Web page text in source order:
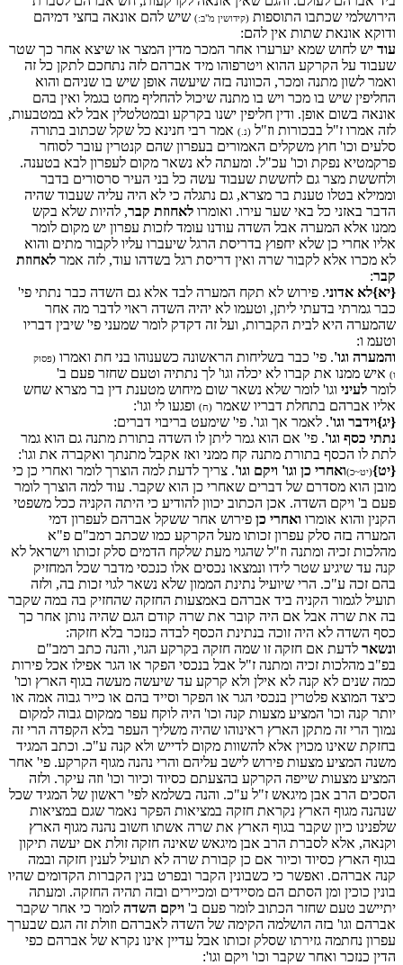
הירושלמי שכתבו התוספות (קידושין מ"ב:) שיש להם אונאה בחצי דמיהם
ודוקא אונאת שתות אין להם:
עוד יש לחוש שמא יערערו אחר המכר מדין המצר או שיצא אחר כך שטר
שעבוד על הקרקע ההוא ויטרפוהו מיד אברהם לזה נתחכם לתקן כל זה
ואמר לשון מתנה ומכר, הכוונה בזה שיעשה אופן שיש בו שניהם והוא
החליפין שיש בו מכר ויש בו מתנה שיכול להחליף מחט בגמל ואין בהם
אונאה בשום אופן. ודין חליפין ישנו בקרקע ובמטלטלין אבל לא במטבעות,
לזה אמרו ז"ל בבכורות וז"ל (נ.) אמר רבי חנינא כל שקל שכתוב בתורה
סלעים וכו' חוץ משקלים האמורים בעפרון שהם קנטרין עובר לסוחר
פרקמטיא נפקת וכו' עכ"ל. ומעתה לא נשאר מקום לעפרון לבא בטענה.
ולחששת מצר גם לחששת שעבוד עשה כל בני העיר סרסורים בדבר
וממילא בטלו טענת בר מצרא, גם נתגלה כי לא היה עליה שעבוד שהיה
הדבר באזני כל באי שער עירו. ואומרו לאחוזת קבר, להיות שלא בקש
ממנו אלא המערה אבל השדה עודנו עומד לזכות עפרון יש מקום לומר
אליו אחרי כן שלא יחפוץ בדריסת הרגל שיעברו עליו לקבור מתים והוא
לא מכרו אלא לקבור שרה ואין דריסת רגל בשדהו עוד, לזה אמר לאחוזת
קבר:
{יא}לא אדוני. פירוש לא תקח המערה לבד אלא גם השדה כבר נתתי פי'
כבר גמרתי בדעתי ליתן, וטעמו לא יהיה השדה ראוי לדבר מה אחר
שהמערה היא לבית הקברות, ועל זה דקדק לומר שמעני פי' שיבין דבריו
וטעמ ו:
והמערה וגו'. פי' כבר בשליחות הראשונה כשענוהו בני חת ואמרו (פסוק
ו) איש ממנו את קברו לא יכלה וגו' לך נתתיה וטעם שחזר פעם ב'
לומר לעיני וגו' לומר שלא נשאר שום מיחוש מטענת דין בר מצרא שחש
אליו אברהם בתחלת דבריו שאמר (ח) ופגעו לי וגו':
{יג}וידבר וגו'. לאמר אך וגו'. פי' שימעט בריבוי דברים:
נתתי כסף וגו'. פי' אם הוא גמר ליתן לו השדה בתורת מתנה גם הוא גמר
לתת לו הכסף בתורת מתנה קח ממני ואז אקבל מתנתך ואקברה את וגו':
{יט}(יט~כ)ואחרי כן וגו' ויקם וגו'. צריך לדעת למה הוצרך לומר ואחרי כן כי
מובן הוא מסדרם של דברים שאחרי כן הוא שקבר. עוד למה הוצרך לומר
פעם ב' ויקם השדה. אכן הכתוב יכוון להודיע כי היתה הקניה ככל משפטי
הקנין והוא אומרו ואחרי כן פירוש אחר ששקל אברהם לעפרון דמי
המערה בזה סלק עפרון זכותו מעל הקרקע כמו שכתב רמב"ם פ"א
מהלכות זכיה ומתנה וז"ל שהגוי מעת שלקח הדמים סלק זכותו וישראל לא
קנה עד שיגיע שטר לידו ונמצאו נכסים אלו כנכסי מדבר שכל המחזיק
בהם זכה ע"כ. הרי שיועיל נתינת הממון שלא נשאר לגוי זכות בה, ולזה
תועיל לגמור הקניה ביד אברהם באמצעות החזקה שהחזיק בה במה שקבר
בה את שרה אבל אם היה קובר את שרה קודם הגם שהיה נותן אחר כך
כסף השדה לא היה זוכה בנתינת הכסף לבדה כנזכר בלא חזקה:
ונשאר לדעת אם חזקה זו שמה חזקה בקרקע הגוי, והנה כתב רמב"ם
בפ"ב מהלכות זכיה ומתנה ז"ל אבל בנכסי הפקר או הגר אפילו אכל פירות
כמה שנים לא קנה לא אילן ולא קרקע עד שיעשה מעשה בגוף הארץ וכו'
כיצד המוצא פלטרין בנכסי הגר או הפקר וסייד בהם או כייר גבוה אמה או
יותר קנה וכו' המציע מצעות קנה וכו' היה לוקח עפר ממקום גבוה למקום
נמוך הרי זה מתקן הארץ ראינוהו שהיה משליך העפר בלא הקפדה הרי זה
בחזקת שאינו מכוין אלא להשוות מקום לדייש ולא קנה ע"כ. וכתב המגיד
משנה המציע מצעות פירוש לישב עליהם והרי נהנה מגוף הקרקע. פי' אחר
המציע מצעות שייפה הקרקע בהצעתם כסיוד וכיור וכו' וזה עיקר. ולזה
הסכים הרב אבן מיגאש ז"ל ע"כ. והנה בשלמא לפי' ראשון של המגיד שכל
שנהנה מגוף הארץ נקראת חזקה במציאות הפקר נאמר שגם במציאות
שלפנינו כיון שקבר בגוף הארץ את שרה אשתו חשוב נהנה מגוף הארץ
וקנאה, אלא לסברת הרב אבן מיגאש שאינה חזקה זולת אם יעשה תיקון
בגוף הארץ כסיוד וכיור אם כן קבורת שרה לא תועיל לענין חזקה ובמה
קנה אברהם. ואפשר כי כשבונין הקבר ובפרט בנין הקברות הקדומים שהיו
בונין כוכין ומן הסתם הם מסיידים ומכיירים ובזה תהיה החזקה. ומעתה
יתיישב טעם שחזר הכתוב לומר פעם ב' ויקם השדה לומר כי אחר שקבר
אברהם וגו' בזה הושלמה הקימה של השדה לאברהם וזולת זה הגם שבערך
עפרון נחתמה גזירתו שסלק זכותו אבל עדיין אינו נקרא של אברהם כפי
הדין כנזכר ואחר שקבר וכו' ויקם וגו':